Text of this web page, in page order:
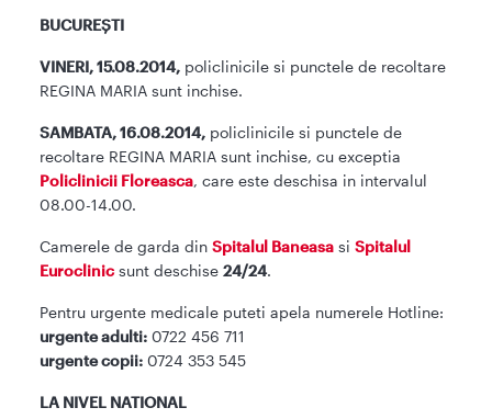
BUCUREȘTI
VINERI, 15.08.2014, policlinicile si punctele de recoltare
REGINA MARIA sunt inchise.
SAMBATA, 16.08.2014, policlinicile si punctele de
recoltare REGINA MARIA sunt inchise, cu exceptia
Policlinicii Floreasca, care este deschisa in intervalul
08.00-14.00.
Camerele de garda din Spitalul Baneasa si Spitalul
Euroclinic sunt deschise 24/24.
Pentru urgente medicale puteti apela numerele Hotline:
urgente adulti: 0722 456 711
urgente copii: 0724 353 545
LA NIVEL NATIONAL